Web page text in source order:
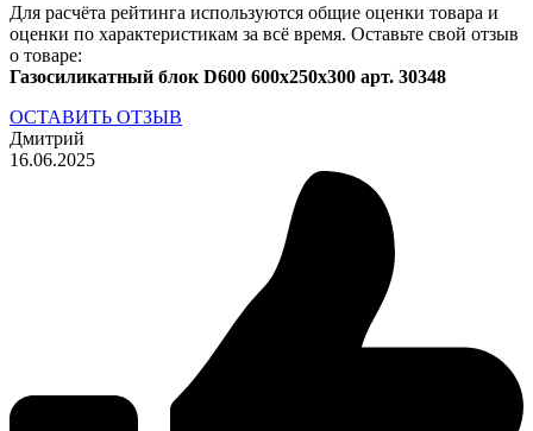
Для расчёта рейтинга используются общие оценки товара и
оценки по характеристикам за всё время. Оставьте свой отзыв
о товаре:
Газосиликатный блок D600 600x250x300 арт. 30348
ОСТАВИТЬ ОТЗЫВ
Дмитрий
16.06.2025